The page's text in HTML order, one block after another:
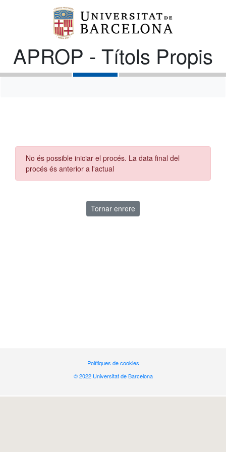
APROP - Títols Propis
No és possible iniciar el procés. La data final del
procés és anterior a l'actual
Tornar enrere
Polítiques de cookies
© 2022 Universitat de Barcelona